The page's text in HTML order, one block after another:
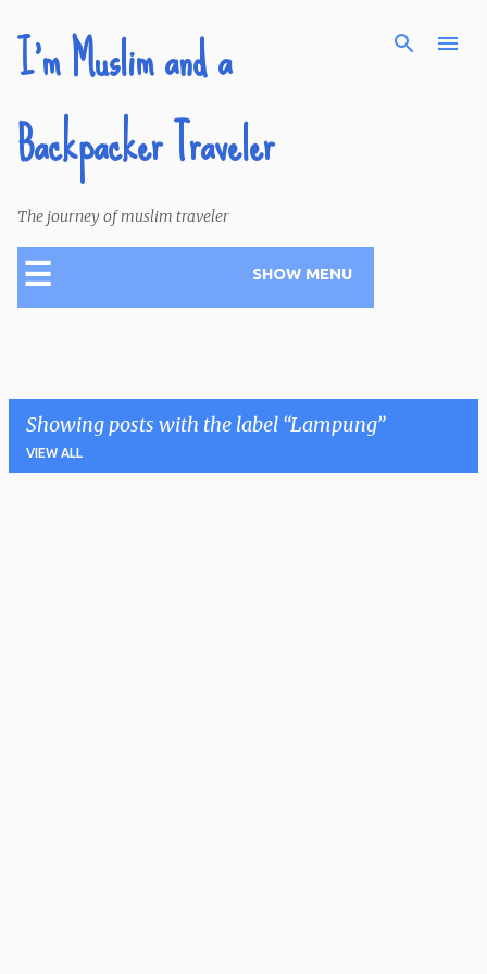
I'm Muslim and a
Backpacker Traveler
The journey of muslim traveler
☰ SHOW MENU
Showing posts with the label Lampung
VIEW ALL